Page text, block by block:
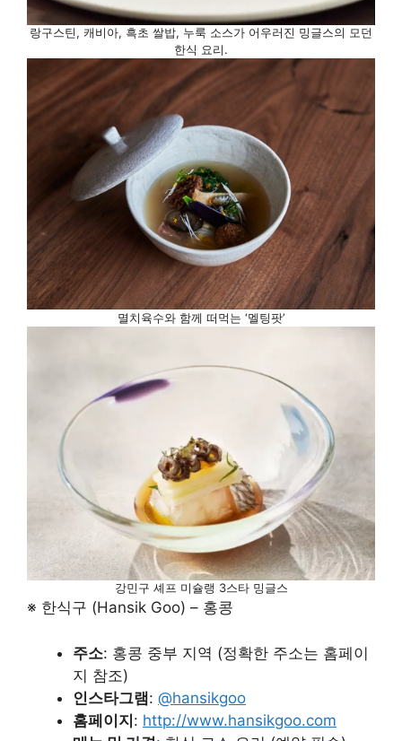
랑구스틴, 캐비아, 흑초 쌀밥, 누룩 소스가 어우러진 밍글스의 모던
한식 요리.
멸치육수와 함께 떠먹는 ‘멜팅팟’
강민구 셰프 미슐랭 3스타 밍글스
※ 한식구 (Hansik Goo) – 홍콩
주소: 홍콩 중부 지역 (정확한 주소는 홈페이
지 참조)
인스타그램: @hansikgoo
홈페이지: http://www.hansikgoo.com